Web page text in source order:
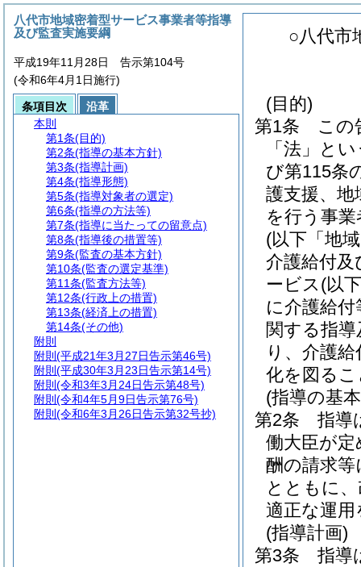
○八代市
(目的)
第1条
この
「法」と
び第115条
護支援、地
を行う事
(以下「地
介護給付及
ービス (以
に介護給
関する指
り、介護
化を図る
(指導の基
第2条
指導
働大臣が
酬の請求
とともに
適正な運
(指導計画)
第3条
指導
八代市地域密着型サービス事業者等指導
及び監査実施要綱
平成19年11月28日 告示第104号
(令和6年4月1日施行)
条項目次
沿革
本則
第1条(目的)
第2条(指導の基本方針)
第3条(指導計画)
第4条(指導形態)
第5条(指導対象者の選定)
第6条(指導の方法等)
第7条(指導に当たっての留意点)
第8条(指導後の措置等)
第9条(監査の基本方針)
第10条(監査の選定基準)
第11条(監査方法等)
第12条(行政上の措置)
第13条(経済上の措置)
第14条(その他)
附則
附則 (平成21年3月27日告示第46号)
附則 (平成30年3月23日告示第14号)
附則 (令和3年3月24日告示第48号)
附則 (令和4年5月9日告示第76号)
附則 (令和6年3月26日告示第32号抄)